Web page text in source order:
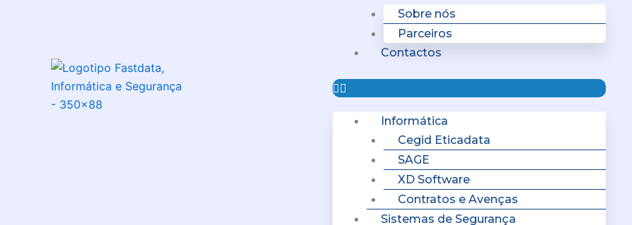
Sobre nós
Parceiros
Contactos
Informática
Cegid Eticadata
SAGE
XD Software
Contratos e Avenças
Sistemas de Segurança